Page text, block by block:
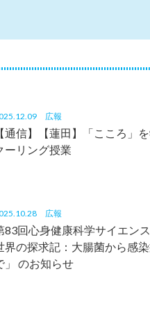
広報
【通信】【蓮田】「こころ」
ーリング授業
広報
83回心身健康科学サイエン
界の探求記：大腸菌から感
」 のお知らせ